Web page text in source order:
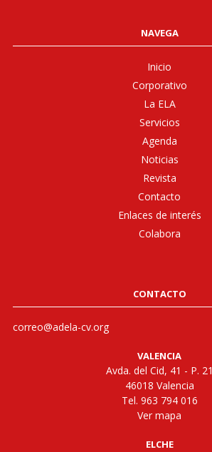
NAVEGA
Inicio
Corporativo
La ELA
Servicios
Agenda
Noticias
Revista
Contacto
Enlaces de interés
Colabora
CONTACTO
correo@adela-cv.org
VALENCIA
Avda. del Cid, 41 - P. 21
46018 Valencia
Tel. 963 794 016
Ver mapa
ELCHE